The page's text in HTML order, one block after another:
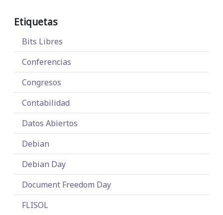
Etiquetas
Bits Libres
Conferencias
Congresos
Contabilidad
Datos Abiertos
Debian
Debian Day
Document Freedom Day
FLISOL